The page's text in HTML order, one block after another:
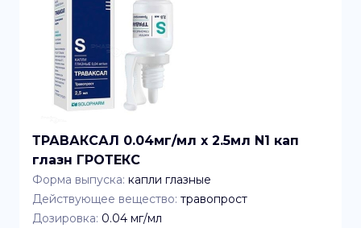
ТРАВАКСАЛ 0.04мг/мл x 2.5мл N1 кап
глазн ГРОТЕКС
Форма выпуска: капли глазные
Действующее вещество: травопрост
Дозировка: 0.04 мг/мл